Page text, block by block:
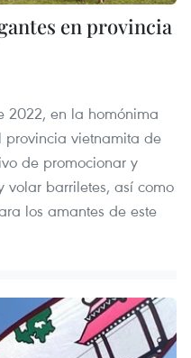
en provincia
2022, en la homónima
vietnamita de
de promocionar y
volar barriletes, así como
los amantes de este